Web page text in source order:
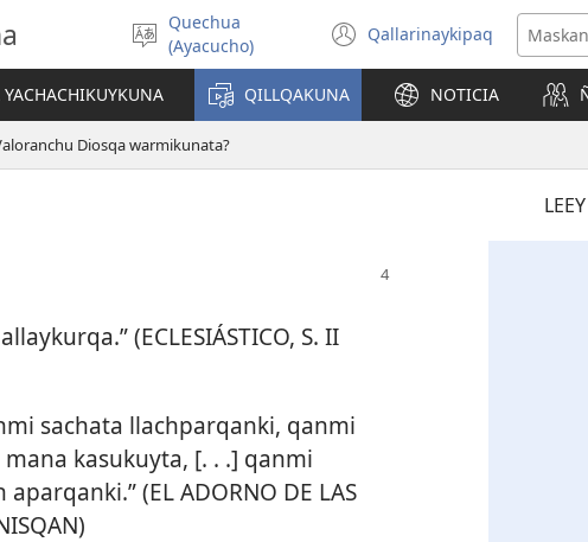
Rimaynikita
akllay
Quechua
(Ayacucho)
Qallarinaykipaq
(abre
una
nueva
ventana)
QILLQAKUNA NOTICIA
Diosqa warmikunata?
LEEY
(ECLESIÁSTICO, S. II
sachata llachparqanki, qanmi
kasukuyta, [. . .] qanmi
(EL ADORNO DE LAS